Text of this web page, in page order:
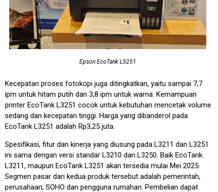
Epson EcoTank L3251
Kecepatan proses fotokopi juga ditingkatkan, yaitu sampai 7,7
ipm untuk hitam putih dan 3,8 ipm untuk warna. Kemampuan
printer EcoTank L3251 cocok untuk kebutuhan mencetak volume
sedang dan kecepatan tinggi. Harga yang dibanderol pada
EcoTank L3251 adalah Rp3,25 juta.
Spesifikasi, fitur dan kinerja yang diusung pada L3211 dan L3251
ini sama dengan versi standar L3210 dan L3250. Baik EcoTank
L3211, maupun EcoTank L3251 akan tersedia mulai Mei 2025.
Segmen pasar dari kedua produk tersebut adalah pemerintah,
perusahaan, SOHO dan pengguna rumahan. Pembelian dapat